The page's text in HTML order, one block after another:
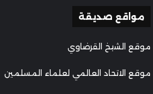
مواقع صديقة
موقع الشيخ القرضاوي
موقع الاتحاد العالمي لعلماء المسلمين